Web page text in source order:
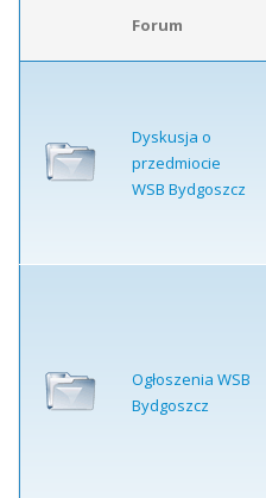
Forum
Dyskusja o
przedmiocie
WSB Bydgoszcz
Ogłoszenia WSB
Bydgoszcz